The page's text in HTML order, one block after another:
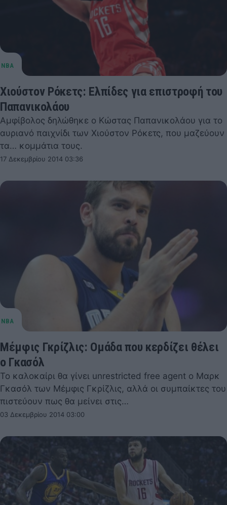
Χιούστον Ρόκετς: Ελπίδες για επιστροφή του
Παπανικολάου
Αμφίβολος δηλώθηκε ο Κώστας Παπανικολάου για το
αυριανό παιχνίδι των Χιούστον Ρόκετς, που μαζεύουν
τα… κομμάτια τους.
17 Δεκεμβρίου 2014 03:36
Μέμφις Γκρίζλις: Ομάδα που κερδίζει θέλει
ο Γκασόλ
Το καλοκαίρι θα γίνει unrestricted free agent o Μαρκ
Γκασόλ των Μέμφις Γκρίζλις, αλλά οι συμπαίκτες του
πιστεύουν πως θα μείνει στις…
03 Δεκεμβρίου 2014 03:00